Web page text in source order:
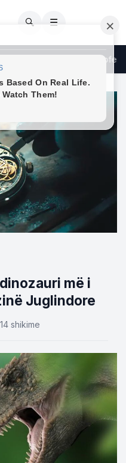
🔍 ☰
janë të ekzagjeruara, oferta
më i
Juglindore
shikime